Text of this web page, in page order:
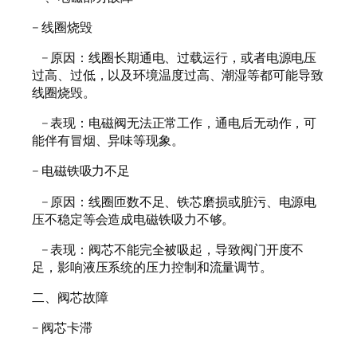
– 线圈烧毁
– 原因：线圈长期通电、过载运行，或者电源电压
过高、过低，以及环境温度过高、潮湿等都可能导致
线圈烧毁。
– 表现：电磁阀无法正常工作，通电后无动作，可
能伴有冒烟、异味等现象。
– 电磁铁吸力不足
– 原因：线圈匝数不足、铁芯磨损或脏污、电源电
压不稳定等会造成电磁铁吸力不够。
– 表现：阀芯不能完全被吸起，导致阀门开度不
足，影响液压系统的压力控制和流量调节。
二、阀芯故障
– 阀芯卡滞